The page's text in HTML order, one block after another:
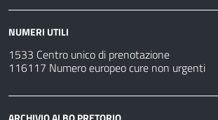
NUMERI UTILI
1533 Centro unico di prenotazione
116117 Numero europeo cure non urgenti